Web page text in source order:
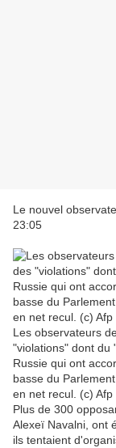
Le nouvel
23:05
Les observateurs
"violations" dont du
Russie qui ont
basse du
en net recul. (c) Afp
Plus de 300
Alexeï Navalni, ont
ils tentaient